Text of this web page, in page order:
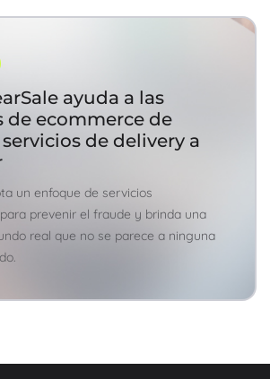
ayuda a las
de ecommerce de
de delivery a
un enfoque de servicios
prevenir el fraude y brinda una
real que no se parece a ninguna